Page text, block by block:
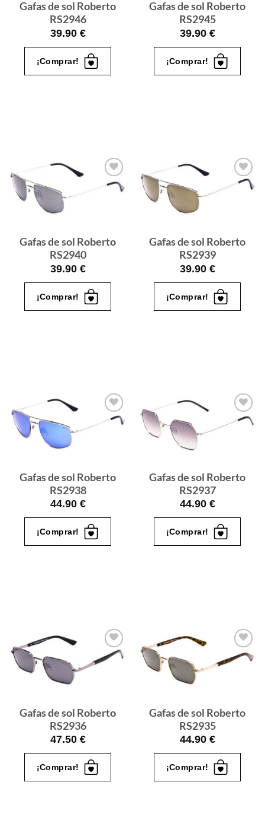
Gafas de sol Roberto
RS2946
39.90 €
¡Comprar!
Gafas de sol Roberto
RS2945
39.90 €
¡Comprar!
Gafas
de sol
Gafas de sol Roberto
RS2940
39.90 €
¡Comprar!
Gafas
Gafas de sol Roberto
RS2939
39.90 €
¡Comprar!
Gafas
Gafas de sol Roberto
RS2938
44.90 €
¡Comprar!
Gafas
Gafas de sol Roberto
RS2937
44.90 €
¡Comprar!
Gafas
de sol
Gafas de sol Roberto
RS2936
47.50 €
¡Comprar!
Gafas
de sol
Gafas de sol Roberto
RS2935
44.90 €
¡Comprar!